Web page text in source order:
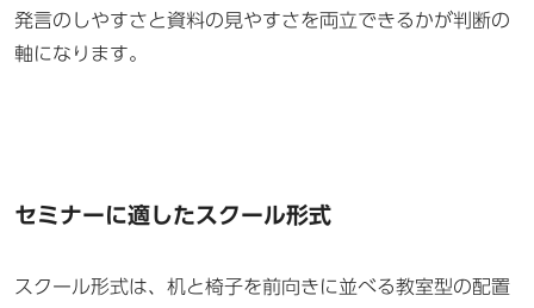
発言のしやすさと資料の見やすさを両立できるかが判断の
軸になります。
セミナーに適したスクール形式
スクール形式は、机と椅子を前向きに並べる教室型の配置